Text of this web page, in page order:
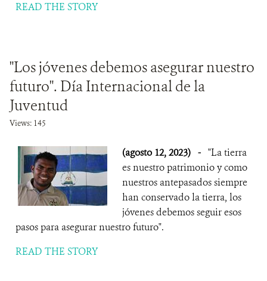
READ THE STORY
"Los jóvenes debemos asegurar nuestro
futuro". Día Internacional de la
Juventud
Views: 145
(agosto 12, 2023) - "La tierra
es nuestro patrimonio y como
nuestros antepasados siempre
han conservado la tierra, los
jóvenes debemos seguir esos
pasos para asegurar nuestro futuro".
READ THE STORY